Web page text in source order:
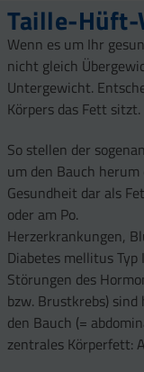
Taille-Hüft-
Wenn es um Ihr
nicht gleich
Untergewicht.
Körpers das Fett sitzt.
So stellen der
um den Bauch
Gesundheit dar als
oder am Po.
Herzerkrankungen,
Diabetes mellitus
Störungen des
bzw. Brustkrebs)
den Bauch (=
zentrales Körperfett: